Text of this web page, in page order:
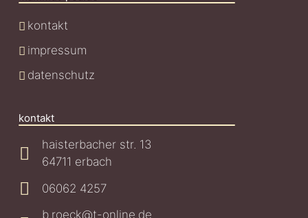
kontakt
impressum
datenschutz
kontakt
haisterbacher str. 13
64711 erbach
06062 4257
b.roeck@t-online.de